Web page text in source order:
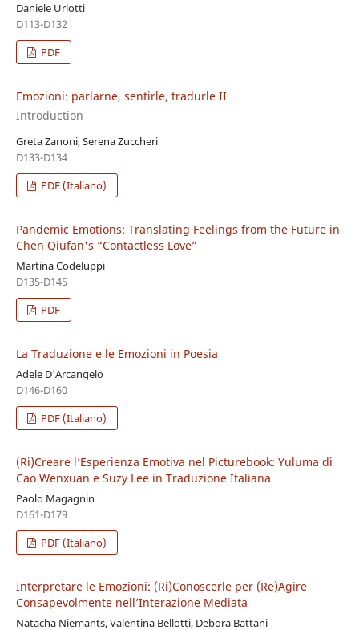
Daniele Urlotti
D113-D132
PDF
Emozioni: parlarne, sentirle, tradurle II
Introduction
Greta Zanoni, Serena Zuccheri
D133-D134
PDF (Italiano)
Pandemic Emotions: Translating Feelings from the Future in
Chen Qiufan's “Contactless Love”
Martina Codeluppi
D135-D145
PDF
La Traduzione e le Emozioni in Poesia
Adele D'Arcangelo
D146-D160
PDF (Italiano)
(Ri)Creare l’Esperienza Emotiva nel Picturebook: Yuluma di
Cao Wenxuan e Suzy Lee in Traduzione Italiana
Paolo Magagnin
D161-D179
PDF (Italiano)
Interpretare le Emozioni: (Ri)Conoscerle per (Re)Agire
Consapevolmente nell’Interazione Mediata
Natacha Niemants, Valentina Bellotti, Debora Battani